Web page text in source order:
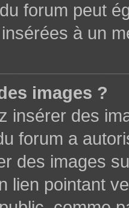
forum peut
à un
images ?
insérer des
forum a
des images
lien pointant